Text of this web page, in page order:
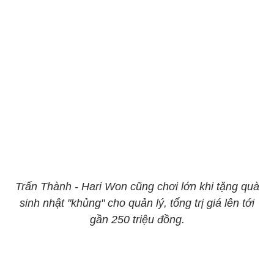
Trấn Thành - Hari Won cũng chơi lớn khi tặng quà
sinh nhật "khủng" cho quản lý, tổng trị giá lên tới
gần 250 triệu đồng.